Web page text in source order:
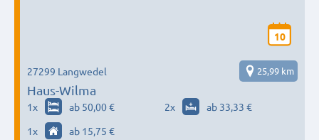
10
Haus-Wilma
27299 Langwedel 25,99 km
1x ab 50,00 € 2x
ab 33,33 €
1x ab 15,75 €